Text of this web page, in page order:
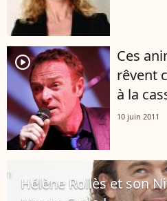
player2
Ces
rêvent
à la
10 juin 2011
Hélène Rollès et son